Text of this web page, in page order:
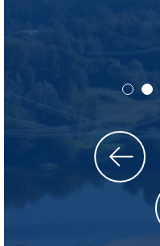
Poprzedni